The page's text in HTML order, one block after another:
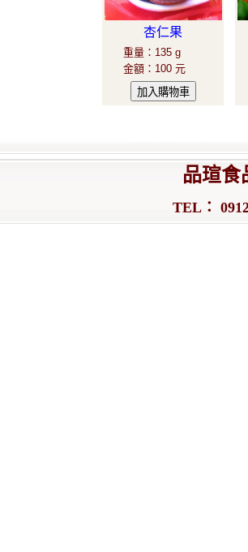
杏仁果
重量： 135 g
金額： 100 元
品瑄
TEL：